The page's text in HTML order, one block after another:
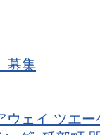
募集
ウェイ ツエー